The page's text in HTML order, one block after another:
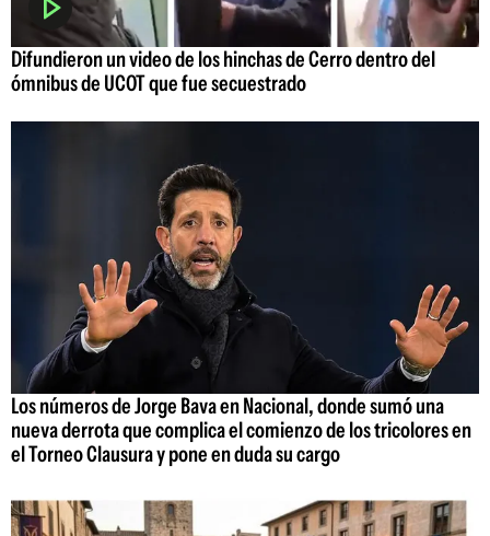
Difundieron un video de los hinchas de Cerro dentro del
ómnibus de UCOT que fue secuestrado
Los números de Jorge Bava en Nacional, donde sumó una
nueva derrota que complica el comienzo de los tricolores en
el Torneo Clausura y pone en duda su cargo